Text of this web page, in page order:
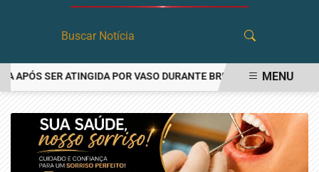
SER ATINGIDA POR VASO DURANTE BRIGA FAMILIAR EMMENU